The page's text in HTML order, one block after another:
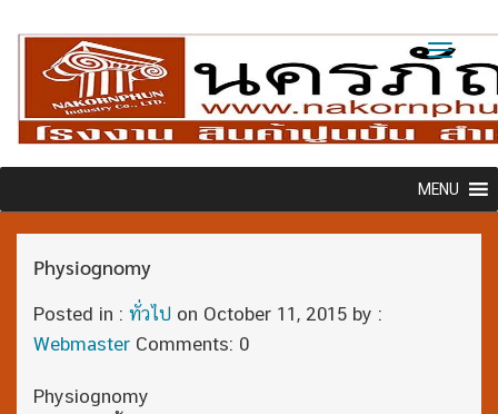
Toggle
MENU
Physiognomy
Posted in : ทั่วไป on October 11, 2015 by :
Webmaster Comments: 0
Physiognomy